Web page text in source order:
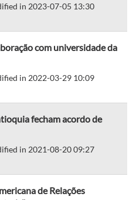
in 2023-07-05 13:30
com universidade da
in 2022-03-29 10:09
fecham acordo de
in 2021-08-20 09:27
de Relações